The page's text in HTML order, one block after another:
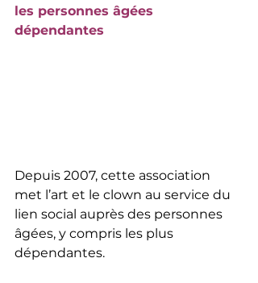
les personnes âgées
dépendantes
Depuis 2007, cette association
met l’art et le clown au service du
lien social auprès des personnes
âgées, y compris les plus
dépendantes.